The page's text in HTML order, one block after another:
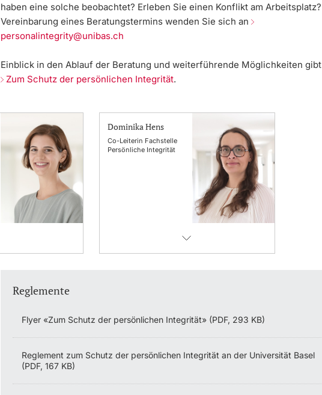
haben eine solche beobachtet? Erleben Sie einen Konflikt am
Vereinbarung eines Beratungstermins wenden Sie sich an
personalintegrity@unibas.ch
Einblick in den Ablauf der Beratung und weiterführende Möglichkeiten
Zum Schutz der persönlichen Integrität.
Dominika Hens
Co-Leiterin Fachstelle
Persönliche Integrität
Reglemente
Flyer «Zum Schutz der persönlichen Integrität» (PDF, 293 KB)
Reglement zum Schutz der persönlichen Integrität an der Universität Basel
(PDF, 167 KB)